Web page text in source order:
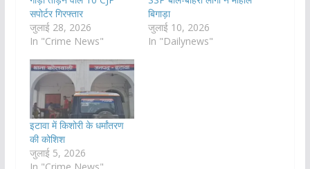
सपोर्टर गिरफ्तार
जुलाई 28, 2026
In "Crime News"
बिगाड़ा
जुलाई 10, 2026
In "Dailynews"
इटावा में किशोरी के धर्मांतरण
की कोशिश
जुलाई 5, 2026